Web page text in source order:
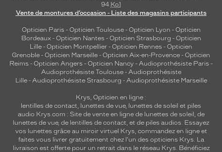
94 Ko]
Vente de montures d’occasion - Liste des magasins participants
Opticien Paris - Opticien Toulouse- Opticien Lyon - Opticien
Bordeaux- Opticien Nantes - Opticien Strasbourg - Opticien
Lille - Opticien Montpellier - Opticien Rennes - Opticien
Grenoble - Opticien Marseille - Opticien Aix-en-Provence - Opticien
Reims - Opticien Angers - Opticien Nancy - Audioprothésiste Paris -
Audioprothésiste Toulouse- Audioprothésiste
Lille- Audioprothésiste Strasbourg - Audioprothésiste Marseille
Krys, Opticien en ligne :
lentilles de contact, lunettes de vue, lunettes de soleil et piles
audio Krys.com : Site de vente en ligne de lunettes de soleil, de
lunettes de vue, de lentilles de contact, et de piles audios. Essayez
vos lunettes grâce au miroir virtuel Krys, commandez en ligne et
faites vous livrer gratuitement chez l'un des opticiens Krys. La
livraison est offerte pour un retrait dans le réseau Krys. Bénéficiez